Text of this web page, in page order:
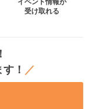
イベント情報が
受け取れる
！ ／